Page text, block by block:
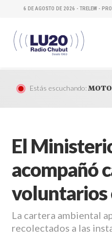
6 DE AGOSTO DE 2026 - TRELEW -
Estás escuchando:
El
acompañó
voluntarios
La cartera ambiental
recolectados a las